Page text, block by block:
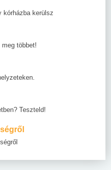
kórházba kerülsz
többet!
Teszteld!